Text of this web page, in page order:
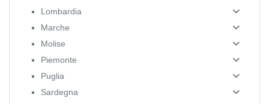
Lombardia
Marche
Molise
Piemonte
Puglia
Sardegna